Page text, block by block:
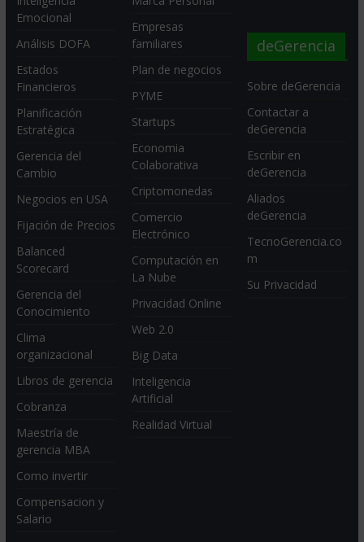
Emocional
Análisis DOFA
Estados
Financieros
Planificación
Estratégica
Gerencia del
Cambio
Negocios en USA
Fijación de Precios
Balanced
Scorecard
Gerencia del
Conocimiento
Clima
organizacional
Libros de gerencia
Cobranza
Maestría de
gerencia MBA
Como invertir
Compensacion y
Salario
Empresas
familiares
Plan de negocios
PYME
Startups
Economia
Colaborativa
Criptomonedas
Comercio
Electrónico
Computación en
La Nube
Privacidad Online
Web 2.0
Big Data
Inteligencia
Artificial
Realidad Virtual
deGerencia
Sobre deGerencia
Contactar a
deGerencia
Escribir en
deGerencia
Aliados
deGerencia
TecnoGerencia.co
m
Su Privacidad